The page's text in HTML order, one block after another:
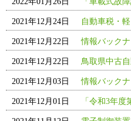
2021年12月24日 自動車税・
2021年12月22日 情報バック
2021年12月22日 鳥取県中古
2021年12月03日 情報バック
2021年12月01日 「令和3年